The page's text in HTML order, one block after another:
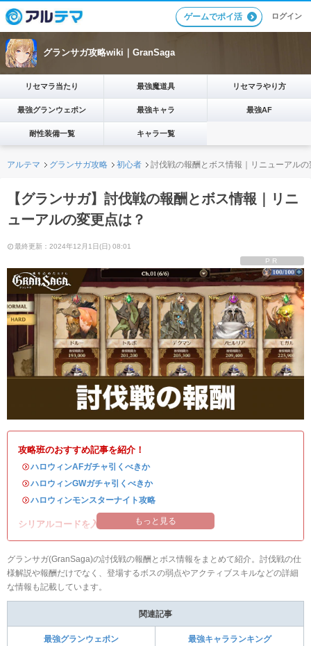
ゲームでポイ活 ログイン
グランサガ攻略wiki｜GranSaga
リセマラ当たり 最強魔道具 リセマラやり方
最強グランウェポン 最強キャラ 最強AF
耐性装備一覧 キャラ一覧
アルテマ グランサガ攻略 初心者 討伐戦の報酬とボス情報｜リニューアル
【グランサガ】討伐戦の報酬とボス情報｜リニ
ューアルの変更点は？
最終更新：2024年12月1日(日) 08:01
PR
攻略班のおすすめ記事を紹介！
・ハロウィンAFガチャ引くべきか
・ハロウィンGWガチャ引くべきか
・ハロウィンモンスターナイト攻略
シリアルコードを入れて豪華アイテムを入手！
もっと見る
グランサガ(GranSaga)の討伐戦の報酬とボス情報をまとめて紹介。討伐戦の仕
様解説や報酬だけでなく、登場するボスの弱点やアクティブスキルなどの詳細
な情報も記載しています。
関連記事
最強グランウェポン 最強キャラランキング